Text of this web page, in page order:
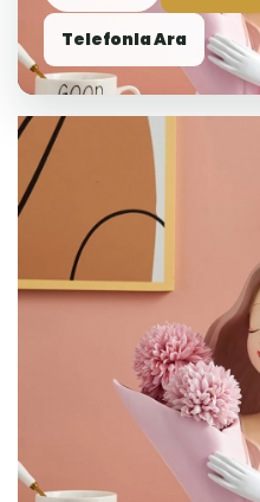
Telefonla Ara